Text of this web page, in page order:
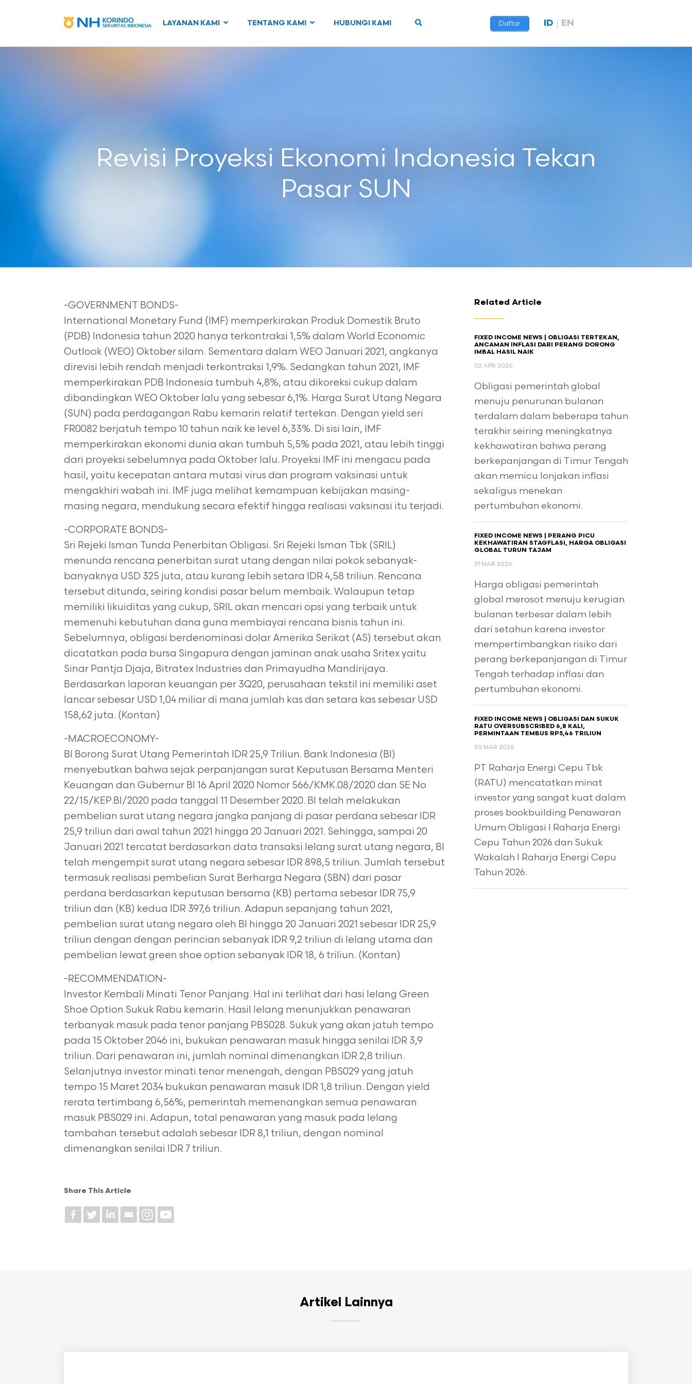
LAYANAN KAMI TENTANG KAMI HUBUNGI KAMI Daftar ID EN
Revisi Proyeksi Ekonomi Indonesia Tekan
Pasar SUN
-GOVERNMENT BONDS-
International Monetary Fund (IMF) memperkirakan Produk Domestik Bruto
(PDB) Indonesia tahun 2020 hanya terkontraksi 1,5% dalam World Economic
Outlook (WEO) Oktober silam. Sementara dalam WEO Januari 2021, angkanya
direvisi lebih rendah menjadi terkontraksi 1,9%. Sedangkan tahun 2021, IMF
memperkirakan PDB Indonesia tumbuh 4,8%, atau dikoreksi cukup dalam
dibandingkan WEO Oktober lalu yang sebesar 6,1%. Harga Surat Utang Negara
(SUN) pada perdagangan Rabu kemarin relatif tertekan. Dengan yield seri
FR0082 berjatuh tempo 10 tahun naik ke level 6,33%. Di sisi lain, IMF
memperkirakan ekonomi dunia akan tumbuh 5,5% pada 2021, atau lebih tinggi
dari proyeksi sebelumnya pada Oktober lalu. Proyeksi IMF ini mengacu pada
hasil, yaitu kecepatan antara mutasi virus dan program vaksinasi untuk
mengakhiri wabah ini. IMF juga melihat kemampuan kebijakan masing-
masing negara, mendukung secara efektif hingga realisasi vaksinasi itu terjadi.
-CORPORATE BONDS-
Sri Rejeki Isman Tunda Penerbitan Obligasi. Sri Rejeki Isman Tbk (SRIL)
menunda rencana penerbitan surat utang dengan nilai pokok sebanyak-
banyaknya USD 325 juta, atau kurang lebih setara IDR 4,58 triliun. Rencana
tersebut ditunda, seiring kondisi pasar belum membaik. Walaupun tetap
memiliki likuiditas yang cukup, SRIL akan mencari opsi yang terbaik untuk
memenuhi kebutuhan dana guna membiayai rencana bisnis tahun ini.
Sebelumnya, obligasi berdenominasi dolar Amerika Serikat (AS) tersebut akan
dicatatkan pada bursa Singapura dengan jaminan anak usaha Sritex yaitu
Sinar Pantja Djaja, Bitratex Industries dan Primayudha Mandirijaya.
Berdasarkan laporan keuangan per 3Q20, perusahaan tekstil ini memiliki aset
lancar sebesar USD 1,04 miliar di mana jumlah kas dan setara kas sebesar USD
158,62 juta. (Kontan)
-MACROECONOMY-
BI Borong Surat Utang Pemerintah IDR 25,9 Triliun. Bank Indonesia (BI)
menyebutkan bahwa sejak perpanjangan surat Keputusan Bersama Menteri
Keuangan dan Gubernur BI 16 April 2020 Nomor 566/KMK.08/2020 dan SE No
22/15/KEP.BI/2020 pada tanggal 11 Desember 2020. BI telah melakukan
pembelian surat utang negara jangka panjang di pasar perdana sebesar IDR
25,9 triliun dari awal tahun 2021 hingga 20 Januari 2021. Sehingga, sampai 20
Januari 2021 tercatat berdasarkan data transaksi lelang surat utang negara, BI
telah mengempit surat utang negara sebesar IDR 898,5 triliun. Jumlah tersebut
termasuk realisasi pembelian Surat Berharga Negara (SBN) dari pasar
perdana berdasarkan keputusan bersama (KB) pertama sebesar IDR 75,9
triliun dan (KB) kedua IDR 397,6 triliun. Adapun sepanjang tahun 2021,
pembelian surat utang negara oleh BI hingga 20 Januari 2021 sebesar IDR 25,9
triliun dengan dengan perincian sebanyak IDR 9,2 triliun di lelang utama dan
pembelian lewat green shoe option sebanyak IDR 18, 6 triliun. (Kontan)
-RECOMMENDATION-
Investor Kembali Minati Tenor Panjang. Hal ini terlihat dari hasi lelang Green
Shoe Option Sukuk Rabu kemarin. Hasil lelang menunjukkan penawaran
terbanyak masuk pada tenor panjang PBS028. Sukuk yang akan jatuh tempo
pada 15 Oktober 2046 ini, bukukan penawaran masuk hingga senilai IDR 3,9
triliun. Dari penawaran ini, jumlah nominal dimenangkan IDR 2,8 triliun.
Selanjutnya investor minati tenor menengah, dengan PBS029 yang jatuh
tempo 15 Maret 2034 bukukan penawaran masuk IDR 1,8 triliun. Dengan yield
rerata tertimbang 6,56%, pemerintah memenangkan semua penawaran
masuk PBS029 ini. Adapun, total penawaran yang masuk pada lelang
tambahan tersebut adalah sebesar IDR 8,1 triliun, dengan nominal
dimenangkan senilai IDR 7 triliun.
Share This Article
Related Article
FIXED INCOME NEWS | OBLIGASI TERTEKAN,
ANCAMAN INFLASI DARI PERANG DORONG
IMBAL HASIL NAIK
02 APR 2026
Obligasi pemerintah global
menuju penurunan bulanan
terdalam dalam beberapa tahun
terakhir seiring meningkatnya
kekhawatiran bahwa perang
berkepanjangan di Timur Tengah
akan memicu lonjakan inflasi
sekaligus menekan
pertumbuhan ekonomi.
FIXED INCOME NEWS | PERANG PICU
KEKHAWATIRAN STAGFLASI, HARGA OBLIGASI
GLOBAL TURUN TAJAM
31 MAR 2026
Harga obligasi pemerintah
global merosot menuju kerugian
bulanan terbesar dalam lebih
dari setahun karena investor
mempertimbangkan risiko dari
perang berkepanjangan di Timur
Tengah terhadap inflasi dan
pertumbuhan ekonomi.
FIXED INCOME NEWS | OBLIGASI DAN SUKUK
RATU OVERSUBSCRIBED 6,8 KALI,
PERMINTAAN TEMBUS RP5,46 TRILIUN
30 MAR 2026
PT Raharja Energi Cepu Tbk
(RATU) mencatatkan minat
investor yang sangat kuat dalam
proses bookbuilding Penawaran
Umum Obligasi I Raharja Energi
Cepu Tahun 2026 dan Sukuk
Wakalah I Raharja Energi Cepu
Tahun 2026.
Artikel Lainnya